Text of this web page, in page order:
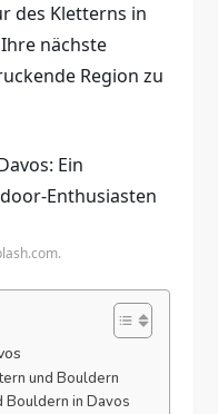
des Kletterns in
nächste
Region zu
und Bouldern
Bouldern in Davos